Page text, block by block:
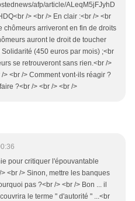
afp/article/ALeqM5jFJyhD
/> <br /> En clair :<br /> <br
chômeurs arriveront en fin de droits
auront le droit de toucher
(450 euros par mois) ;<br
se retrouveront sans rien.<br />
> <br /> Comment vont-ils réagir ?
?<br /> <br /> <br />
pour critiquer l'épouvantable
<br /> Sinon, mettre les banques
pas ?<br /> <br /> Bon ... il
le terme " d'autorité " ...<br